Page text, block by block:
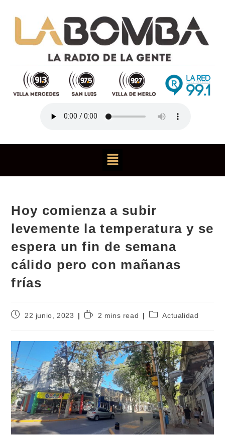
Hoy comienza a subir
levemente la temperatura y se
espera un fin de semana
cálido pero con mañanas
frías
22 junio, 2023 2 mins read Actualidad